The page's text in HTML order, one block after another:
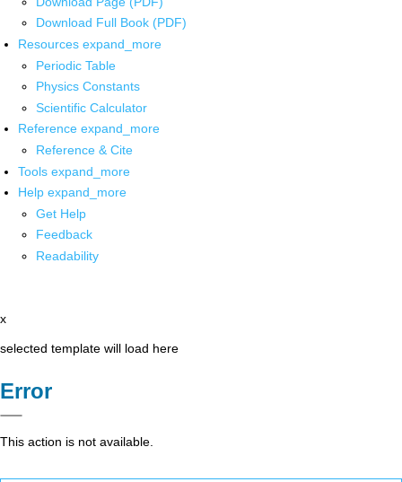
Download Full Book (PDF)
Resources expand_more
Periodic Table
Physics Constants
Scientific Calculator
Reference expand_more
Reference & Cite
Tools expand_more
Help expand_more
Get Help
Feedback
Readability
x
selected template will load here
Error
This action is not available.